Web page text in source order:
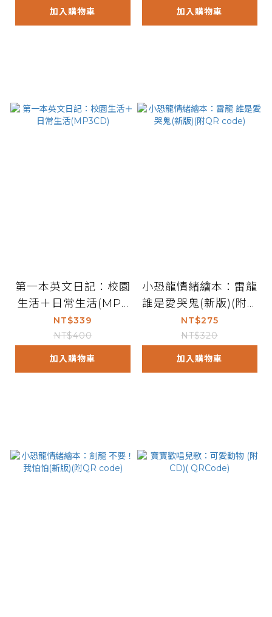
加入購物車 加入購物車
第一本英文日記：校園
生活＋日常生活(MP3
CD)
NT$339
NT$400
加入購物車
小恐龍情緒繪本：雷龍
誰是愛哭鬼(新版)(附Q
R code)
NT$275
NT$320
加入購物車